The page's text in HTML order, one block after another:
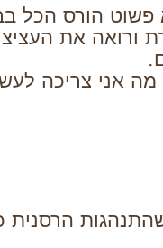
פשוט הורס הכל
ורואה את
אני צריכה
הרסנית